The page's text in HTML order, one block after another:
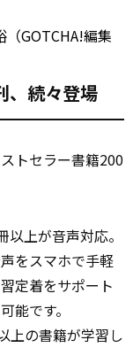
GOTCHA!編集
、続々登場
トセラー書籍200
以上が音声対応。
をスマホで手軽
定着をサポート
能です。
上の書籍が学習し